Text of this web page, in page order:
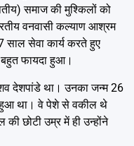
समाज की मुश्किलों को
वनवासी कल्याण आश्रम
साल सेवा कार्य करते हुए
फायदा हुआ।
देशपांडे था। उनका जन्म 26
हुआ था। वे पेशे से वकील थे
छोटी उम्र में ही उन्होंने